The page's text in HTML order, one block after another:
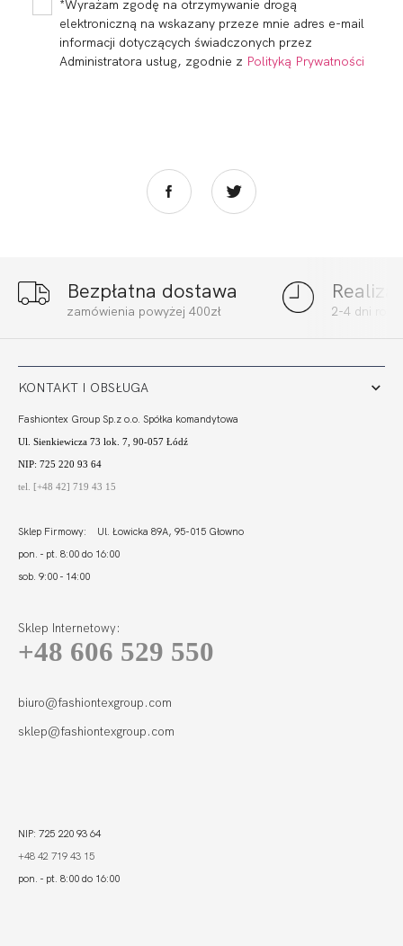
FORTUNA STRINGI
FORTUNA STRINGI
FORTUNA
*Wyrażam zgodę na otrzymywanie drogą
elektroniczną na wskazany przeze mnie adres e-mail
informacji dotyczących świadczonych przez
Administratora usług, zgodnie z Polityką Prywatności
Bezpłatna dostawa
zamówienia powyżej 400zł 2-4 dni
KONTAKT I OBSŁUGA
Fashiontex Group Sp.z o.o. Spółka komandytowa
Ul. Sienkiewicza 73 lok. 7, 90-057 Łódź
NIP: 725 220 93 64
tel. [+48 42] 719 43 15
Sklep Firmowy: Ul. Łowicka 89A, 95-015 Głowno
pon. - pt. 8:00 do 16:00
sob. 9:00 - 14:00
Sklep Internetowy:
+48 606 529 550
biuro@fashiontexgroup.com
sklep@fashiontexgroup.com
NIP: 725 220 93 64
+48 42 719 43 15
pon. - pt. 8:00 do 16:00